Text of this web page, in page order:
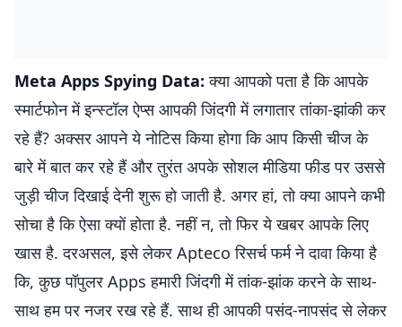
Meta Apps Spying Data: क्या आपको पता है कि आपके
स्मार्टफोन में इन्स्टॉल ऐप्स आपकी जिंदगी में लगातार तांका-झांकी कर
रहे हैं? अक्सर आपने ये नोटिस किया होगा कि आप किसी चीज के
बारे में बात कर रहे हैं और तुरंत अपके सोशल मीडिया फीड पर उससे
जुड़ी चीज दिखाई देनी शुरू हो जाती है. अगर हां, तो क्या आपने कभी
सोचा है कि ऐसा क्यों होता है. नहीं न, तो फिर ये खबर आपके लिए
खास है. दरअसल, इसे लेकर Apteco रिसर्च फर्म ने दावा किया है
कि, कुछ पॉपुलर Apps हमारी जिंदगी में तांक-झांक करने के साथ-
साथ हम पर नजर रख रहे हैं. साथ ही आपकी पसंद-नापसंद से लेकर